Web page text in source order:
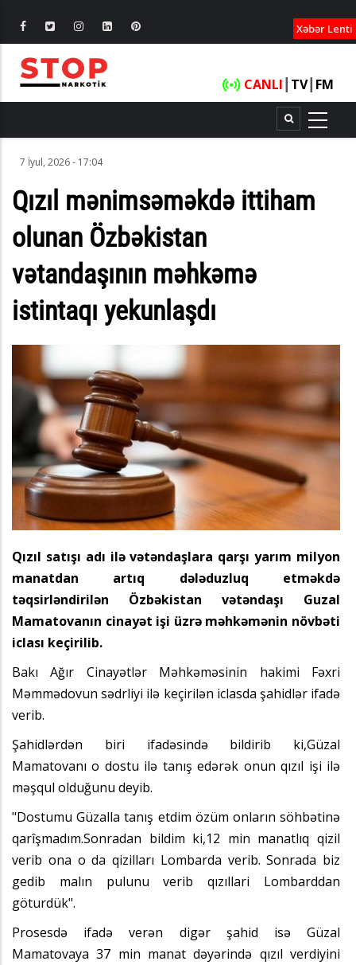
Xəbər Lenti
CANLI TV┃ FM
7 İyul, 2026 - 17:04
Qızıl mənimsəməkdə ittiham
olunan Özbəkistan
vətandaşının məhkəmə
istintaqı yekunlaşdı
Qızıl satışı adı ilə vətəndaşlara qarşı yarım milyon
manatdan artıq dələduzluq etməkdə
təqsirləndirilən Özbəkistan vətəndaşı Guzal
Mamatovanın cinayət işi üzrə məhkəmənin növbəti
iclası keçirilib.
Bakı Ağır Cinayətlər Məhkəməsinin hakimi Fəxri
Məmmədovun sədrliyi ilə keçirilən iclasda şahidlər ifadə
verib.
Şahidlərdən biri ifadəsində bildirib ki,Güzal
Mamatovanı o dostu ilə tanış edərək onun qızıl işi ilə
məşqul olduğunu deyib.
"Dostumu Güzalla tanış etdim özüm onların söhbətinə
qarîşmadım.Sonradan bildim ki,12 min manatlıq qizil
verib ona o da qizilları Lombarda verib. Sonrada biz
gedib malın pulunu verib qızıllari Lombarddan
göturdük".
Prosesdə ifadə verən digər şahid isə Güzal
Mamatovaya 37 min manat dəyərində qızıl verdiyini